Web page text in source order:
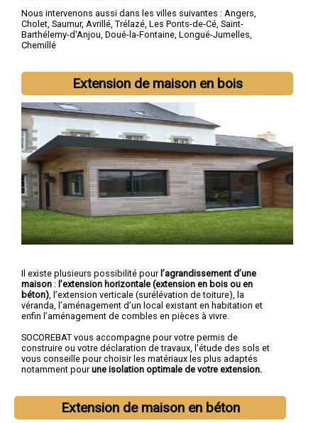
Nous intervenons aussi dans les villes suivantes : Angers,
Cholet, Saumur, Avrillé, Trélazé, Les Ponts-de-Cé, Saint-
Barthélemy-d'Anjou, Doué-la-Fontaine, Longué-Jumelles,
Chemillé
Extension de maison en bois
Il existe plusieurs possibilité pour l’agrandissement d’une
maison : l’extension horizontale (extension en bois ou en
béton) , l’extension verticale (surélévation de toiture), la
véranda, l’aménagement d’un local existant en habitation et
enfin l’aménagement de combles en pièces à vivre.
SOCOREBAT vous accompagne pour votre permis de
construire ou votre déclaration de travaux, l'étude des sols et
vous conseille pour choisir les matériaux les plus adaptés
notamment pourune isolation optimale de votre extension.
Extension de maison en béton